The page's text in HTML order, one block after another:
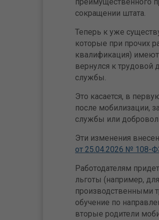
сокращении штата.
Теперь к уже
которые при прочих
квалификация) имеют
вернулся к трудовой
службы.
Это касается, в
после мобилизации,
службы или
Эти изменения
от 25.04.2026 № 108-
Работодателям
льготы (например,
производственными
обучение по
вторые родители